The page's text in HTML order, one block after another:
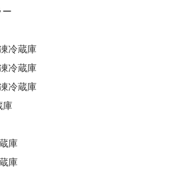
ー
冷蔵庫
冷蔵庫
冷蔵庫
庫
庫
庫